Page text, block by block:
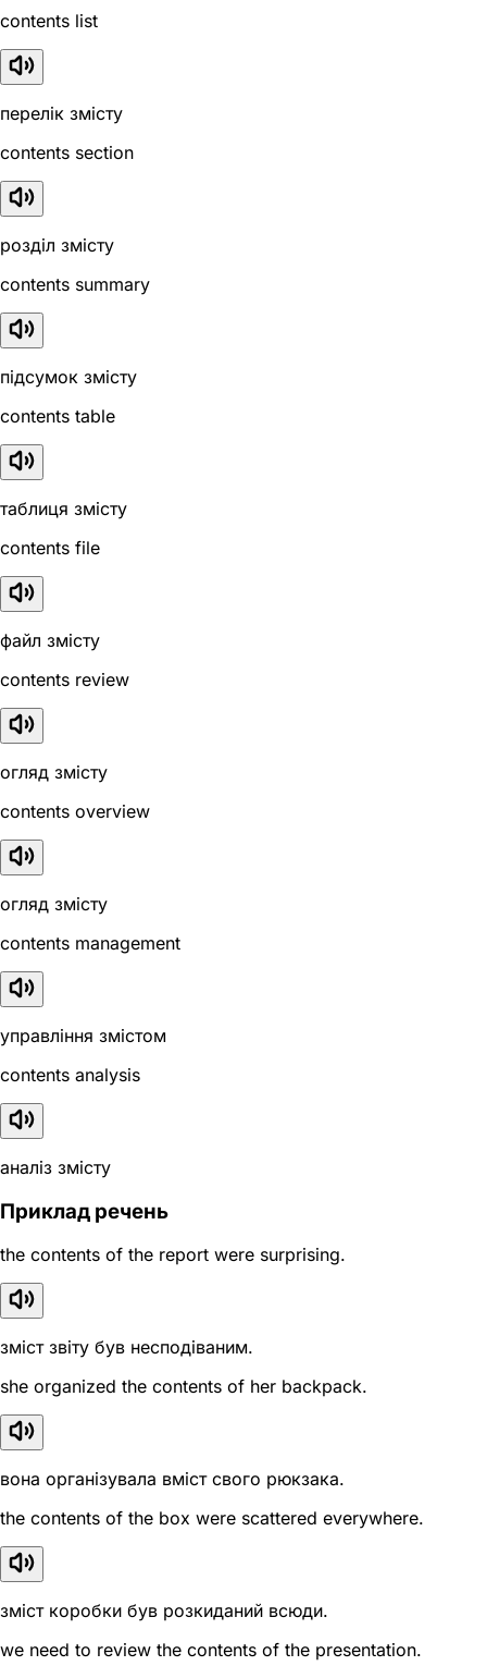
contents list
перелік змісту
contents section
розділ змісту
contents summary
підсумок змісту
contents table
таблиця змісту
contents file
файл змісту
contents review
огляд змісту
contents overview
огляд змісту
contents management
управління змістом
contents analysis
аналіз змісту
Приклад речень
the contents of the report were surprising.
зміст звіту був несподіваним.
she organized the contents of her backpack.
вона організувала вміст свого рюкзака.
the contents of the box were scattered everywhere.
зміст коробки був розкиданий всюди.
we need to review the contents of the presentation.